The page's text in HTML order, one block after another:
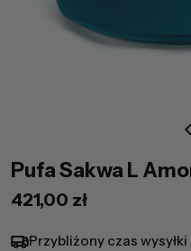
Pufa Sakwa L
Cena
421,00 zł
Przybliżony czas wysyłki